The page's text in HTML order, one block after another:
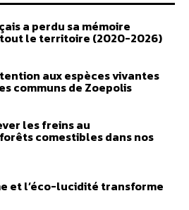
a perdu sa mémoire
le territoire (2020-2026)
aux espèces vivantes
communs de Zoepolis
les freins au
comestibles dans nos
et l’éco-lucidité transforme